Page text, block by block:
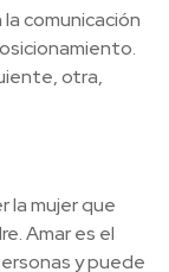
comunicación
otra,
la mujer que
Amar es el
y puede